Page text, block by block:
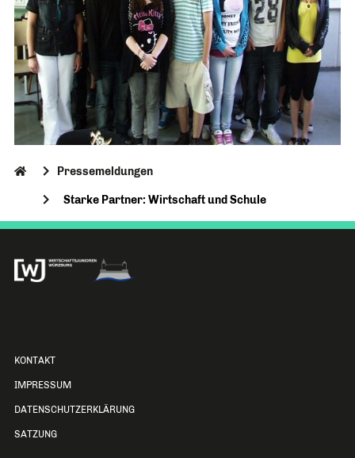
Pressemeldungen
Starke Partner: Wirtschaft und Schule
KONTAKT
IMPRESSUM
DATENSCHUTZERKLÄRUNG
SATZUNG